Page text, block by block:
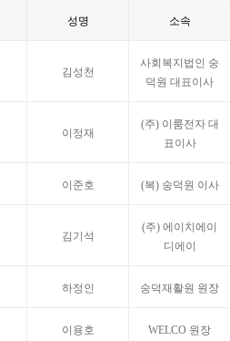
성명 소속
김성천
사회복지법인 숭
덕원 대표이사
이정재
(주) 이룸전자 대
표이사
이준호 (복) 숭덕원 이사
김기석
(주) 에이치에이
디에이
하정인 숭덕재활원 원장
이용호 WELCO 원장